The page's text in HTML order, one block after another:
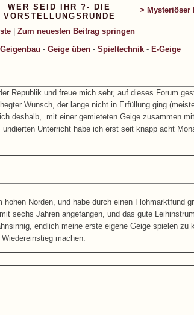
WER SEID IHR ?- DIE
VORSTELLUNGSRUNDE
> Mysteriöser
Zum neuesten Beitrag springen
Geigenbau - Geige üben - Spieltechnik - E-Geige
Republik und freue mich sehr, auf dieses Forum
Wunsch, der lange nicht in Erfüllung ging
deshalb, mit einer gemieteten Geige zusammen
Unterricht habe ich erst seit knapp acht
Norden, und habe durch einen Flohmarktfund
sechs Jahren angefangen, und das gute
endlich meine erste eigene Geige spielen zu
machen.